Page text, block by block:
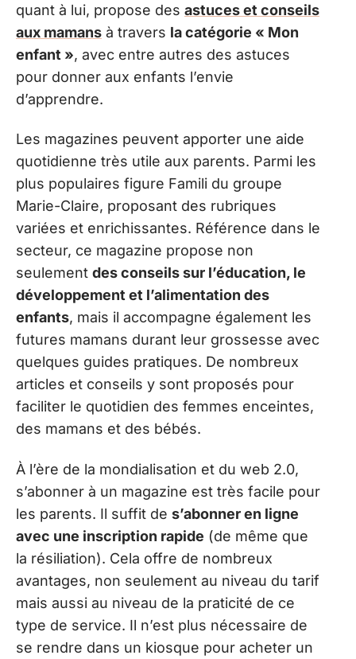
quant à lui, propose des astuces et conseils
aux mamans à travers la catégorie « Mon
enfant », avec entre autres des astuces
pour donner aux enfants l’envie
d’apprendre.
Les magazines peuvent apporter une aide
quotidienne très utile aux parents. Parmi les
plus populaires figure Famili du groupe
Marie-Claire, proposant des rubriques
variées et enrichissantes. Référence dans le
secteur, ce magazine propose non
seulement des conseils sur l’éducation, le
développement et l’alimentation des
enfants, mais il accompagne également les
futures mamans durant leur grossesse avec
quelques guides pratiques. De nombreux
articles et conseils y sont proposés pour
faciliter le quotidien des femmes enceintes,
des mamans et des bébés.
À l’ère de la mondialisation et du web 2.0,
s’abonner à un magazine est très facile pour
les parents. Il suffit de s’abonner en ligne
avec une inscription rapide (de même que
la résiliation). Cela offre de nombreux
avantages, non seulement au niveau du tarif
mais aussi au niveau de la praticité de ce
type de service. Il n’est plus nécessaire de
se rendre dans un kiosque pour acheter un